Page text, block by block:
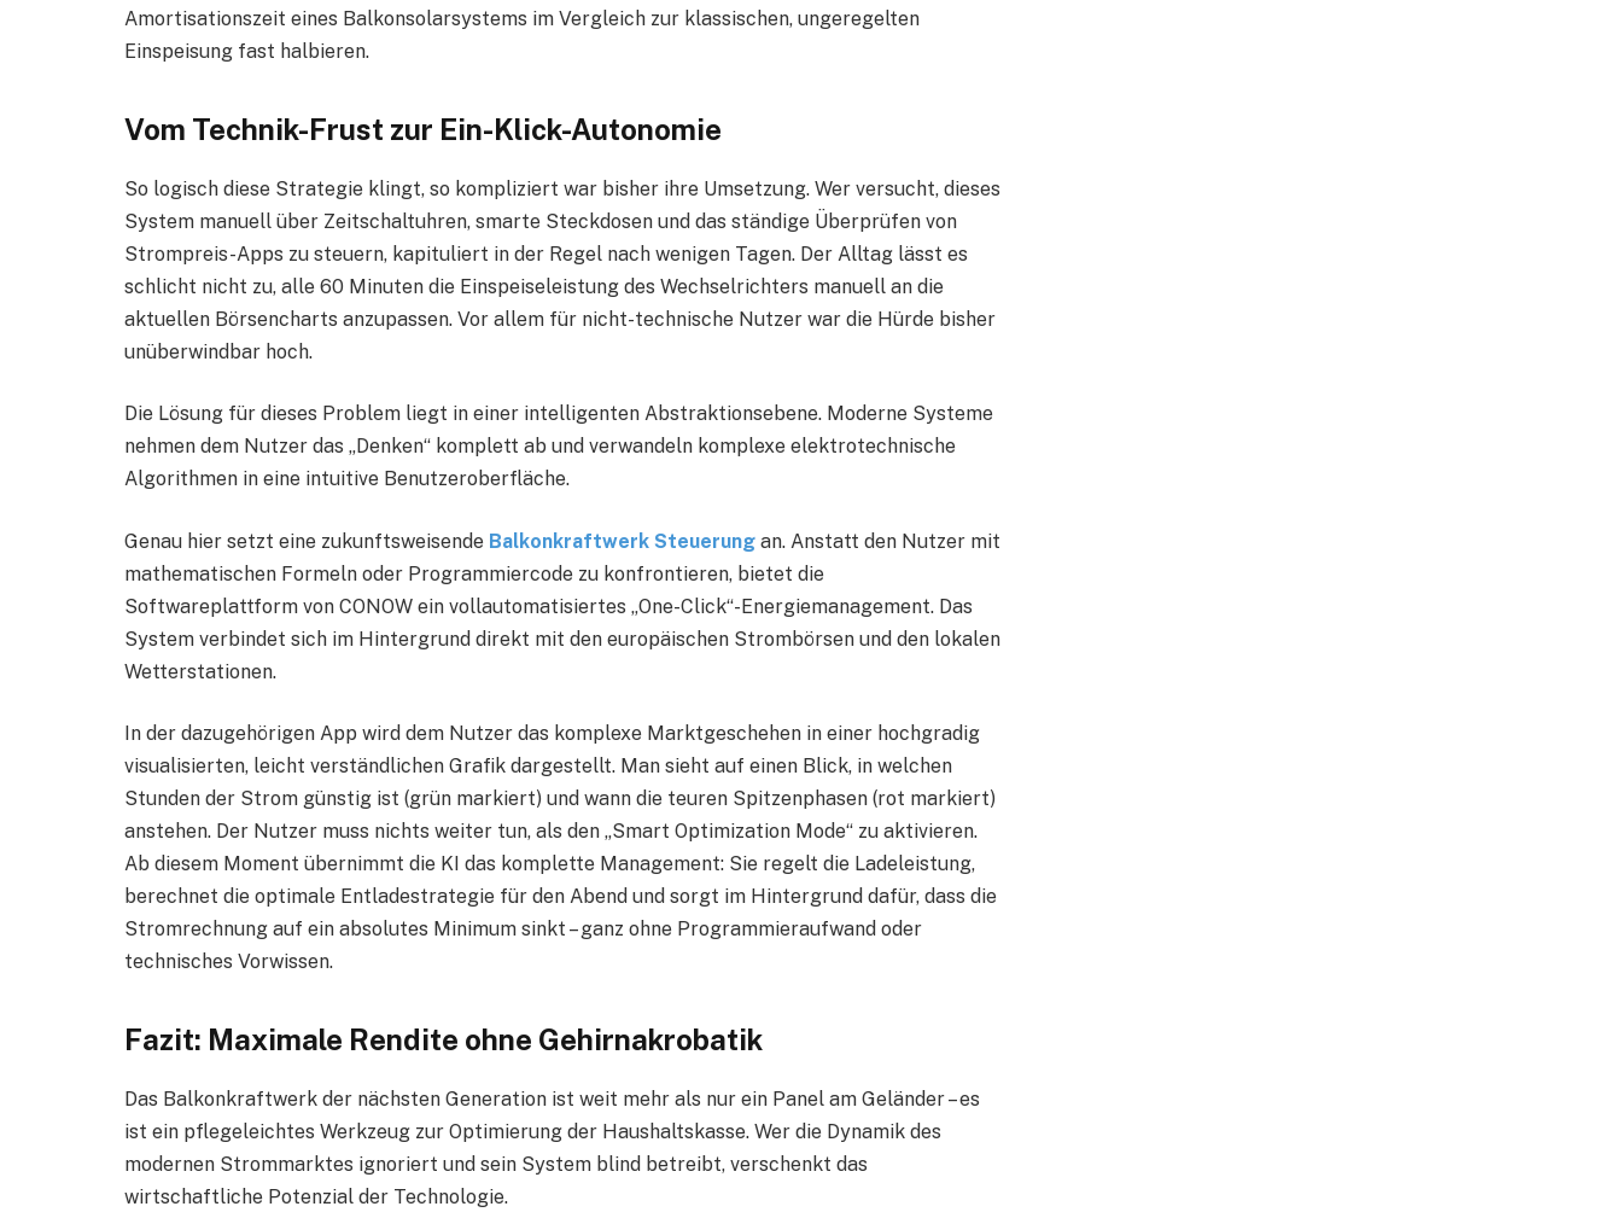
Amortisationszeit eines Balkonsolarsystems im Vergleich zur klassischen, ungeregelten
Einspeisung fast halbieren.
Vom Technik-Frust zur Ein-Klick-Autonomie
So logisch diese Strategie klingt, so kompliziert war bisher ihre Umsetzung. Wer versucht, dieses
System manuell über Zeitschaltuhren, smarte Steckdosen und das ständige Überprüfen von
Strompreis-Apps zu steuern, kapituliert in der Regel nach wenigen Tagen. Der Alltag lässt es
schlicht nicht zu, alle 60 Minuten die Einspeiseleistung des Wechselrichters manuell an die
aktuellen Börsencharts anzupassen. Vor allem für nicht-technische Nutzer war die Hürde bisher
unüberwindbar hoch.
Die Lösung für dieses Problem liegt in einer intelligenten Abstraktionsebene. Moderne Systeme
nehmen dem Nutzer das „Denken“ komplett ab und verwandeln komplexe elektrotechnische
Algorithmen in eine intuitive Benutzeroberfläche.
Genau hier setzt eine zukunftsweisende Balkonkraftwerk Steuerung an. Anstatt den Nutzer mit
mathematischen Formeln oder Programmiercode zu konfrontieren, bietet die
Softwareplattform von CONOW ein vollautomatisiertes „One-Click“-Energiemanagement. Das
System verbindet sich im Hintergrund direkt mit den europäischen Strombörsen und den lokalen
Wetterstationen.
In der dazugehörigen App wird dem Nutzer das komplexe Marktgeschehen in einer hochgradig
visualisierten, leicht verständlichen Grafik dargestellt. Man sieht auf einen Blick, in welchen
Stunden der Strom günstig ist (grün markiert) und wann die teuren Spitzenphasen (rot markiert)
anstehen. Der Nutzer muss nichts weiter tun, als den „Smart Optimization Mode“ zu aktivieren.
Ab diesem Moment übernimmt die KI das komplette Management: Sie regelt die Ladeleistung,
berechnet die optimale Entladestrategie für den Abend und sorgt im Hintergrund dafür, dass die
Stromrechnung auf ein absolutes Minimum sinkt – ganz ohne Programmieraufwand oder
technisches Vorwissen.
Fazit: Maximale Rendite ohne Gehirnakrobatik
Das Balkonkraftwerk der nächsten Generation ist weit mehr als nur ein Panel am Geländer – es
ist ein pflegeleichtes Werkzeug zur Optimierung der Haushaltskasse. Wer die Dynamik des
modernen Strommarktes ignoriert und sein System blind betreibt, verschenkt das
wirtschaftliche Potenzial der Technologie.